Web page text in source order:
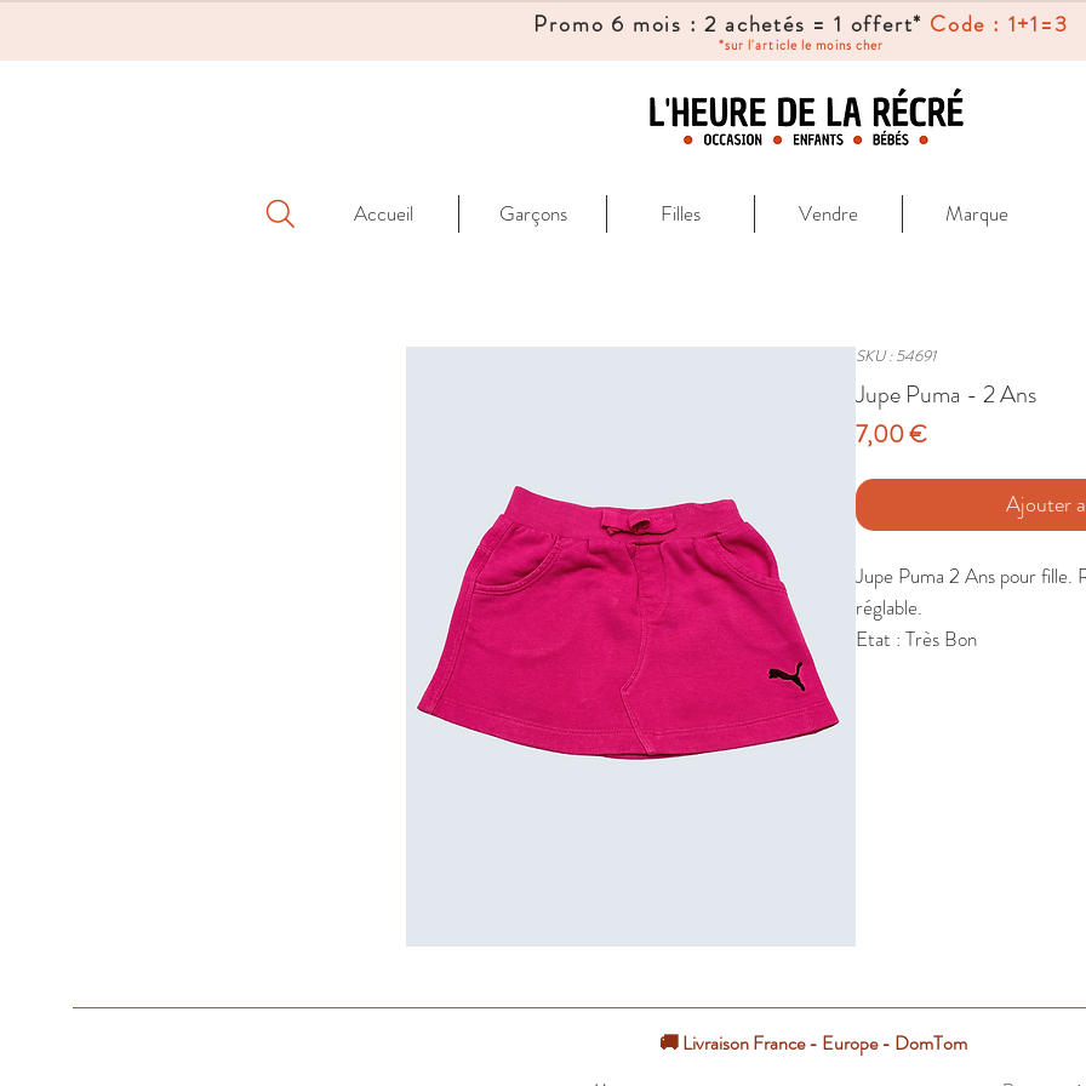
Promo 6 mois : 2 achetés = 1 offert* Code : 1+1=3
*sur l'article le moins cher
Accueil Garçons Filles Vendre Marque
SKU : 54691
Jupe Puma - 2 Ans
7,00 €Prix
Ajouter
Jupe Puma 2 Ans pour fille.
réglable.
Etat : Très Bon
🚚 Livraison France - Europe - DomTom